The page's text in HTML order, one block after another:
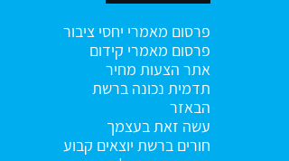
פרסום מאמרי יחסי ציבור
פרסום מאמרי קידום
אתר הצעות מחיר
תדמית נכונה ברשת
הבאזר
עשה זאת בעצמך
חורים ברשת יוצאים קבוע